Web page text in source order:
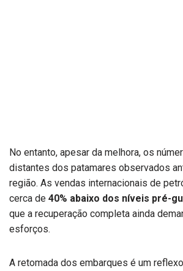
No entanto, apesar da melhora, os
distantes dos patamares observados
região. As vendas internacionais de
cerca de 40% abaixo dos níveis pré-
que a recuperação completa ainda
esforços.
A retomada dos embarques é um